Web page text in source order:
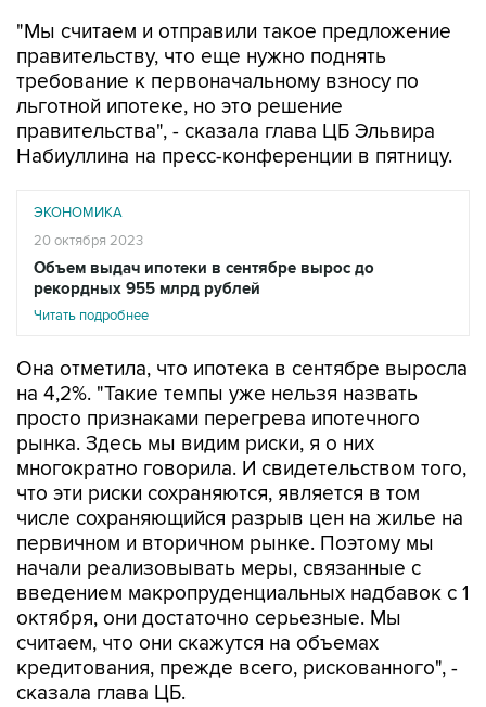
"Мы считаем и отправили такое предложение
правительству, что еще нужно поднять
требование к первоначальному взносу по
льготной ипотеке, но это решение
правительства", - сказала глава ЦБ Эльвира
Набиуллина на пресс-конференции в пятницу.
ЭКОНОМИКА
20 октября 2023
Объем выдач ипотеки в сентябре вырос до
рекордных 955 млрд рублей
Читать подробнее
Она отметила, что ипотека в сентябре выросла
на 4,2%. "Такие темпы уже нельзя назвать
просто признаками перегрева ипотечного
рынка. Здесь мы видим риски, я о них
многократно говорила. И свидетельством того,
что эти риски сохраняются, является в том
числе сохраняющийся разрыв цен на жилье на
первичном и вторичном рынке. Поэтому мы
начали реализовывать меры, связанные с
введением макропруденциальных надбавок с 1
октября, они достаточно серьезные. Мы
считаем, что они скажутся на объемах
кредитования, прежде всего, рискованного", -
сказала глава ЦБ.